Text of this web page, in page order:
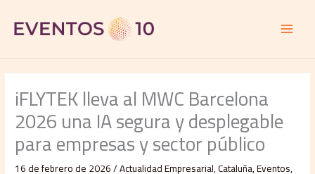
contenido
iFLYTEK lleva al MWC Barcelona
2026 una IA segura y desplegable
para empresas y sector público
16 de febrero de 2026/Actualidad Empresarial,Cataluña,Eventos,